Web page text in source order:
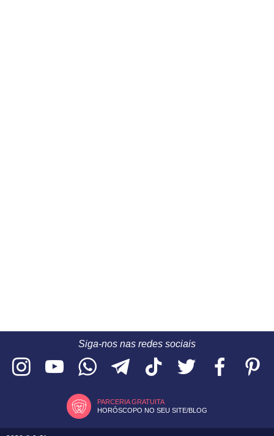
Siga-nos nas redes sociais
PARCERIA GRATUITA
HORÓSCOPO NO SEU SITE/BLOG